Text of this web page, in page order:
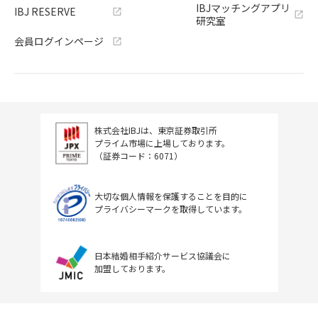
IBJ RESERVE
会員ログインページ
IBJマッチングアプリ
研究室
株式会社IBJは、東京証券取引所
プライム市場に上場しております。
（証券コード：6071）
大切な個人情報を保護することを目的に
プライバシーマークを取得しています。
日本結婚相手紹介サービス協議会に
加盟しております。